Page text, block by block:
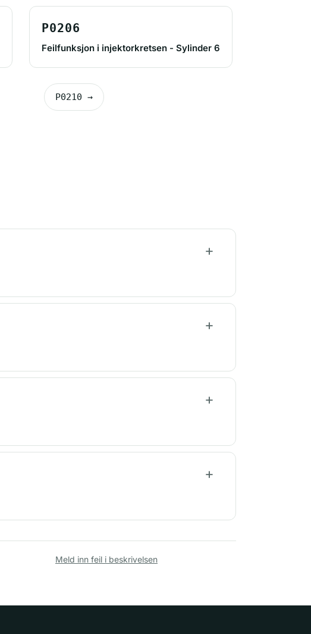
P0206
Feilfunksjon i injektorkretsen - Sylinder 6
P0210 →
Meld inn feil i beskrivelsen